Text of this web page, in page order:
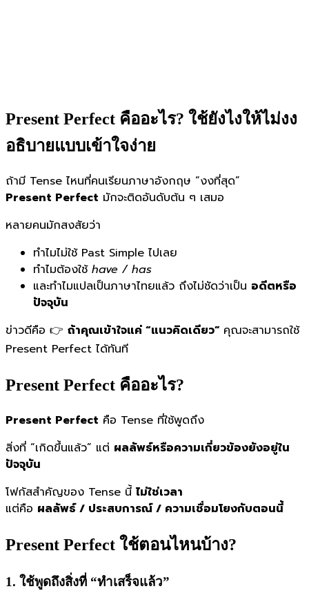
Present Perfect คืออะไร? ใช้ยังไงให้ไม่งง
อธิบายแบบเข้าใจง่าย
ถ้ามี Tense ไหนที่คนเรียนภาษาอังกฤษ “งงที่สุด”
Present Perfect มักจะติดอันดับต้น ๆ เสมอ
หลายคนมักสงสัยว่า
ทำไมไม่ใช้ Past Simple ไปเลย
ทำไมต้องใช้ have / has
และทำไมแปลเป็นภาษาไทยแล้ว ถึงไม่ชัดว่าเป็น อดีตหรือ
ปัจจุบัน
ข่าวดีคือ 👉 ถ้าคุณเข้าใจแค่ “แนวคิดเดียว” คุณจะสามารถใช้
Present Perfect ได้ทันที
Present Perfect คืออะไร?
Present Perfect คือ Tense ที่ใช้พูดถึง
สิ่งที่ “เกิดขึ้นแล้ว” แต่ ผลลัพธ์หรือความเกี่ยวข้องยังอยู่ใน
ปัจจุบัน
โฟกัสสำคัญของ Tense นี้ ไม่ใช่เวลา
แต่คือ ผลลัพธ์ / ประสบการณ์ / ความเชื่อมโยงกับตอนนี้
Present Perfect ใช้ตอนไหนบ้าง?
1. ใช้พูดถึงสิ่งที่ “ทำเสร็จแล้ว”